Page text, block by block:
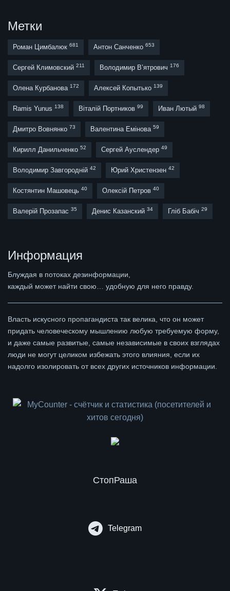
Метки
Роман Цимбалюк 681 Антон Санченко 653
Сергей Климовский 211 Володимир В’ятрович 176
Олена Курбанова 172 Алексей Копытько 139
Ramis Yunus 138 Віталій Портников 99 Иван Лютый 98
Дмитро Вовнянко 73 Валентина Емінова 59
Кирилл Данильченко 52 Сергей Ауслендер 49
Володимир Завгородній 42 Юрий Христензен 42
Костянтин Машовець 40 Олексій Петров 40
Валерій Прозапас 35 Денис Казанский 34 Гліб Бабіч 29
Информация
Блуждая в потоках дезинформации,
каждый может найти свою… удобную для него правду.
Власть искусного пропагандиста так велика, что он может
придать человеческому мышлению любую требуемую форму,
и даже самые развитые, самые независимые в своих взглядах
люди не могут целиком избежать этого влияния, если их
надолго изолировать от всех других источников информации.
СтопРаша
Telegram